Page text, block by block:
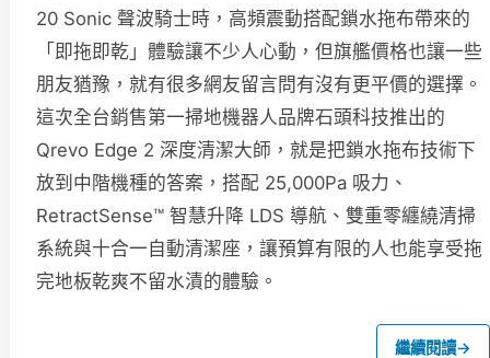
20 Sonic 聲波騎士時，高頻震動搭配鎖水拖布帶來的
「即拖即乾」體驗讓不少人心動，但旗艦價格也讓一些
朋友猶豫，就有很多網友留言問有沒有更平價的選擇。
這次全台銷售第一掃地機器人品牌石頭科技推出的
Qrevo Edge 2 深度清潔大師，就是把鎖水拖布技術下
放到中階機種的答案，搭配 25,000Pa 吸力、
RetractSense™ 智慧升降 LDS 導航、雙重零纏繞清掃
系統與十合一自動清潔座，讓預算有限的人也能享受拖
完地板乾爽不留水漬的體驗。
繼續閱讀→